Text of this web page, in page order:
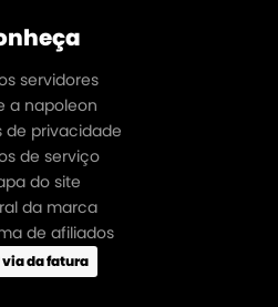
servidores
a napoleon
de privacidade
de serviço
do site
da marca
de afiliados
via da fatura